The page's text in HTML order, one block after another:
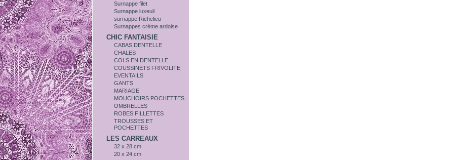
Surnappe filet
Surnappe luxeuil
surnappe Richelieu
Surnappes créme ardoise
CHIC FANTAISIE
CABAS DENTELLE
CHALES
COLS EN DENTELLE
COUSSINETS FRIVOLITE
EVENTAILS
GANTS
MARIAGE
MOUCHOIRS POCHETTES
OMBRELLES
ROBES FILLETTES
TROUSSES ET
POCHETTES
LES CARREAUX
32 x 28 cm
20 x 24 cm